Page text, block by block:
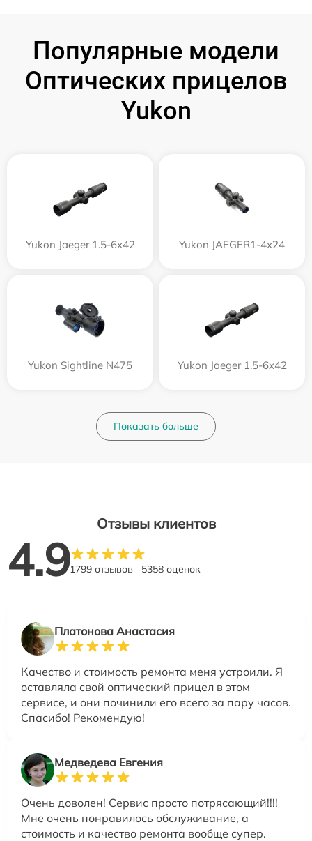
Популярные модели
Оптических прицелов
Yukon
Yukon Jaeger 1.5-6x42 Yukon JAEGER1-4x24
Yukon Sightline N475 Yukon Jaeger 1.5-6x42
Показать больше
Отзывы клиентов
4.91799 отзывов 5358 оценок
Платонова Анастасия
Качество и стоимость ремонта меня устроили. Я
оставляла свой оптический прицел в этом
сервисе, и они починили его всего за пару часов.
Спасибо! Рекомендую!
Медведева Евгения
Очень доволен! Сервис просто потрясающий!!!!
Мне очень понравилось обслуживание, а
стоимость и качество ремонта вообще супер.